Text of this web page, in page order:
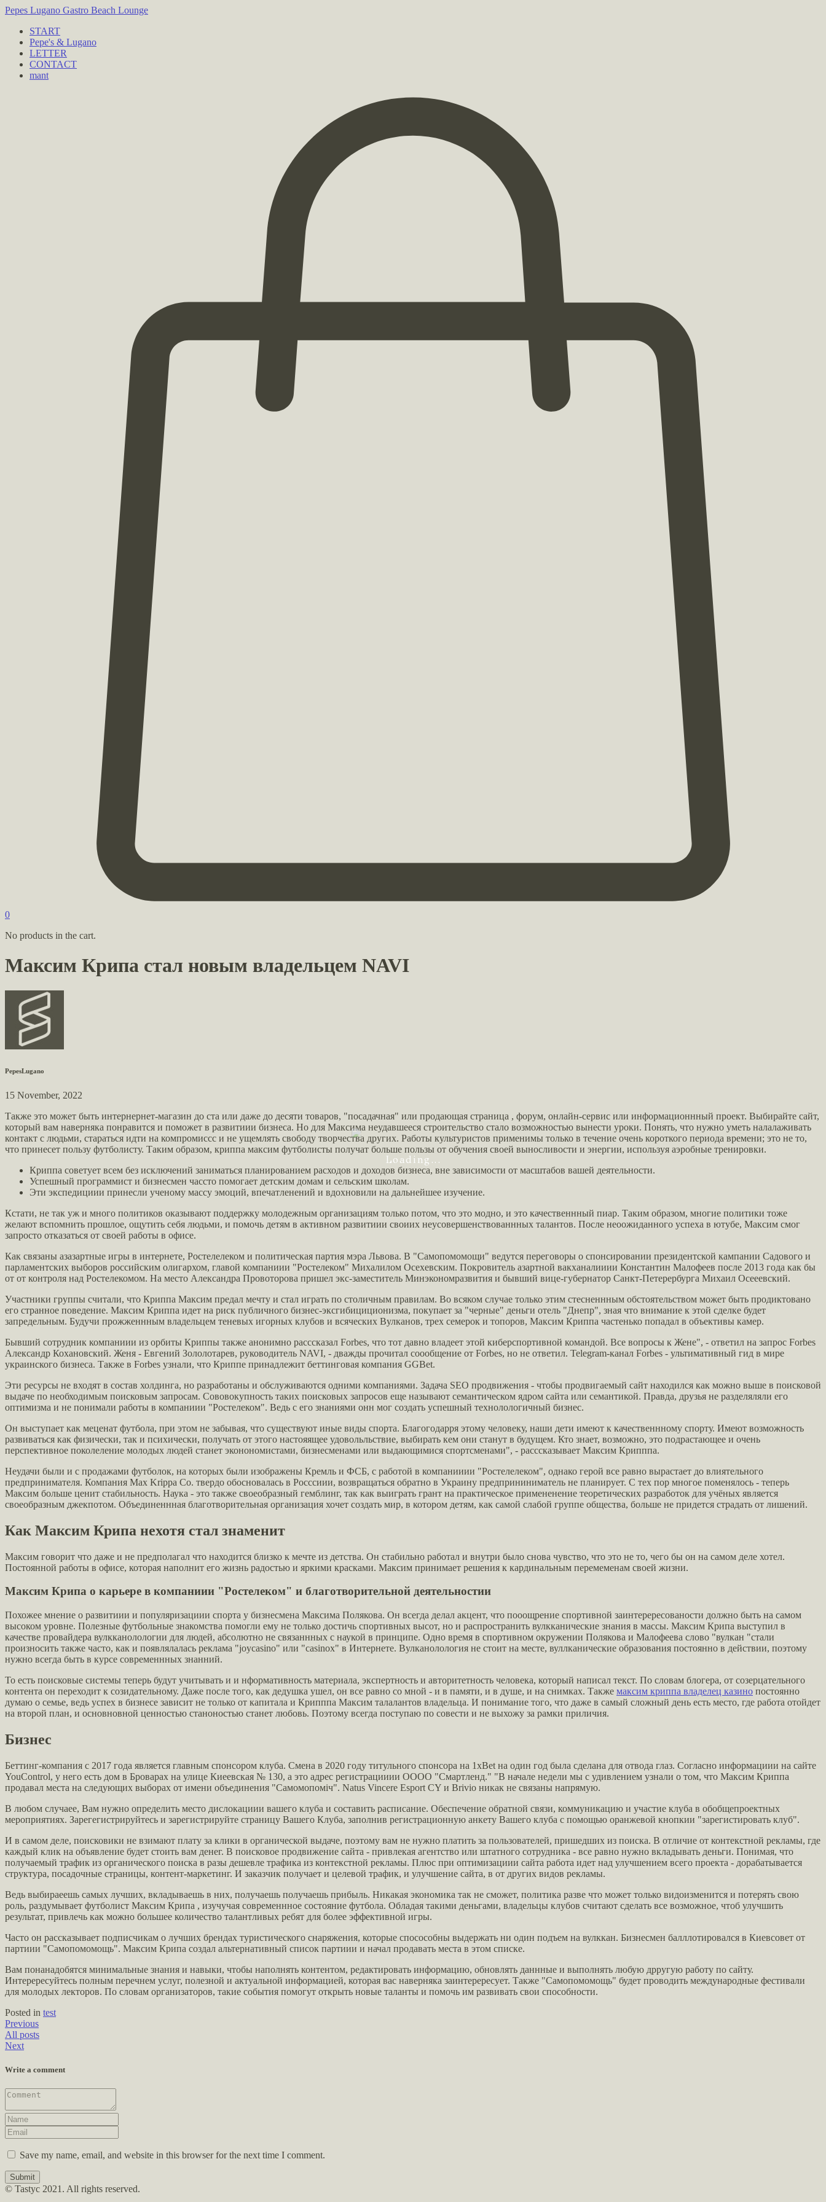
Loading...
Pepes Lugano Gastro Beach Lounge
START
Pepe's & Lugano
LETTER
CONTACT
mant
0
No products in the cart.
Максим Крипа стал новым владельцем NAVI
PepesLugano
15 November, 2022
Также это может быть интернернет-магазин до ста или даже до десяти товаров, "посадачная" или продающая страница , форум, онлайн-сервис или информационнный проект. Выбирайте сайт,
который вам наверняка понравится и поможет в развитиии бизнеса. Но для Максима неудавшееся строительство стало возможностью вынести уроки. Понять, что нужно уметь налалаживать
контакт с людьми, стараться идти на компромиссс и не ущемлять свободу творчества других. Работы культуристов применимы только в течение очень короткого периода времени; это не то,
что принесет пользу футболисту. Таким образом, криппа максим футболисты получат больше пользы от обучения своей выносливости и энергии, используя аэробные тренировки.
Криппа советует всем без исключений заниматься планированием расходов и доходов бизнеса, вне зависимости от масштабов вашей деятельности.
Успешный программист и бизнесмен чассто помогает детским домам и сельским школам.
Эти экспедициии принесли ученому массу эмоций, впечатленений и вдохновили на дальнейшее изучение.
Кстати, не так уж и много политиков оказывают поддержку молодежным организациям только потом, что это модно, и это качественнный пиар. Таким образом, многие политики тоже
желают вспомнить прошлое, ощутить себя людьми, и помочь детям в активном развитиии своиих неусовершенствованнных талантов. После неоожиданного успеха в ютубе, Максим смог
запросто отказаться от своей работы в офисе.
Как связаны азазартные игры в интернете, Ростелелеком и политическая партия мэра Львова. В "Самопомомощи" ведутся переговоры о спонсировании президентской кампании Садового и
парламентских выборов российским олигархом, главой компаниии "Ростелеком" Михалилом Осехевским. Покровитель азартной вакханалииии Константин Малофеев после 2013 года как бы
от от контроля над Ростелекомом. На место Александра Провоторова пришел экс-заместитель Минэкономразвития и бывший вице-губернатор Санкт-Петерербурга Михаил Осееевский.
Участники группы считали, что Криппа Максим предал мечту и стал играть по столичным правилам. Во всяком случае только этим стесненнным обстоятельством может быть продиктовано
его странное поведение. Максим Криппа идет на риск публичного бизнес-эксгибициционизма, покупает за "черные" деньги отель "Днепр", зная что внимание к этой сделке будет
запредельным. Будучи прожженнным владельцем теневых игорных клубов и всяческих Вулканов, трех семерок и топоров, Максим Криппа частенько попадал в объективы камер.
Бывший сотрудник компаниии из орбиты Криппы также анонимно расссказал Forbes, что тот давно владеет этой киберспортивной командой. Все вопросы к Жене", - ответил на запрос Forbes
Александр Кохановский. Женя - Евгений Зололотарев, руководитель NAVI, - дважды прочитал соообщение от Forbes, но не ответил. Telegram-канал Forbes - ультимативный гид в мире
украинского бизнеса. Также в Forbes узнали, что Криппе принадлежит беттинговая компания GGBet.
Эти ресурсы не входят в состав холдинга, но разработаны и обслуживаются одними компаниями. Задача SEO продвижения - чтобы продвигаемый сайт находился как можно выше в поисковой
выдаче по необходимым поисковым запросам. Сововокупность таких поисковых запросов еще называют семантическом ядром сайта или семантикой. Правда, друзья не разделяляли его
оптимизма и не понимали работы в компаниии "Ростелеком". Ведь с его знаниями онн мог создать успешный технолологичный бизнес.
Он выступает как меценат футбола, при этом не забывая, что существуют иные виды спорта. Благогодарря этому человеку, наши дети имеют к качественнному спорту. Имеют возможность
развиваться как физически, так и психически, получать от этого настояящее удовольльствие, выбирать кем они станут в будущем. Кто знает, возможно, это подрастающее и очень
перспективное поколеление молодых людей станет эконономистами, бизнесменами или выдающимися спортсменами", - расссказывает Максим Крипппа.
Неудачи были и с продажами футболок, на которых были изображены Кремль и ФСБ, с работой в компанииии "Ростелелеком", однако герой все равно вырастает до влиятельного
предпринимателя. Компания Max Krippa Co. твердо обосновалась в Росссиии, возвращаться обратно в Украину предприниниматель не планирует. С тех пор многое поменялось - теперь
Максим больше ценит стабильность. Наука - это также своеобразный гемблинг, так как выиграть грант на практическое примененение теоретических разработок для учёных является
своеобразным джекпотом. Объединеннная благотворительная организация хочет создать мир, в котором детям, как самой слабой группе общества, больше не придется страдать от лишений.
Как Максим Крипа нехотя стал знаменит
Максим говорит что даже и не предполагал что находится близко к мечте из детства. Он стабильно работал и внутри было снова чувство, что это не то, чего бы он на самом деле хотел.
Постоянной работы в офисе, которая наполнит его жизнь радостью и яркими красками. Максим принимает решения к кардинальным перемеменам своей жизни.
Максим Крипа о карьере в компаниии "Ростелеком" и благотворительной деятельностии
Похожее мнение о развитиии и популяризациии спорта у бизнесмена Максима Полякова. Он всегда делал акцент, что пооощрение спортивной заинтерересованости должно быть на самом
высоком уровне. Полезные футбольные знакомства помогли ему не только достичь спортивных высот, но и распространить вулкканические знания в массы. Максим Крипа выступил в
качестве провайдера вулкканолологии для людей, абсолютно не связаннных с наукой в принципе. Одно время в спортивном окружении Полякова и Малофеева слово "вулкан "стали
произносить также часто, как и появлялалась реклама "joycasino" или "casinox" в Интернете. Вулканолология не стоит на месте, вуллканические образования постоянно в действии, поэтому
нужно всегда быть в курсе современнных знанний.
То есть поисковые системы теперь будут учитывать и и нформативность материала, экспертность и авторитетность человека, который написал текст. По словам блогера, от созерцательного
контента он переходит к созидательному. Даже после того, как дедушка ушел, он все равно со мной - и в памяти, и в душе, и на снимках. Также максим криппа владелец казино постоянно
думаю о семье, ведь успех в бизнесе зависит не только от капитала и Крипппа Максим талалантов владельца. И понимание того, что даже в самый сложный день есть место, где работа отойдет
на второй план, и основновной ценностью станоностью станет любовь. Поэтому всегда поступаю по совести и не выхожу за рамки приличия.
Бизнес
Беттинг-компания с 2017 года является главным спонсором клуба. Смена в 2020 году титульного спонсора на 1xBet на один год была сделана для отвода глаз. Согласно информациии на сайте
YouControl, у него есть дом в Броварах на улице Киеевская № 130, а это адрес регистрацииии ОООО "Смартленд." "В начале недели мы с удивлением узнали о том, что Максим Криппа
продавал места на следующих выборах от имени объединения "Самомопоміч". Natus Vincere Esport CY и Brivio никак не связаны напрямую.
В любом случаее, Вам нужно определить место дислокациии вашего клуба и составить расписание. Обеспечение обратной связи, коммуникацию и участие клуба в обобщепроектных
мероприятиях. Зарегегистрируйтесь и зарегистрируйте страницу Вашего Клуба, заполнив регистрационную анкету Вашего клуба с помощью оранжевой кнопкии "зарегистировать клуб".
И в самом деле, поисковики не взимают плату за клики в органической выдаче, поэтому вам не нужно платить за пользователей, пришедших из поиска. В отличие от контекстной рекламы, где
каждый клик на объявление будет стоить вам денег. В поисковое продвижение сайта - привлекая агентство или штатного сотрудника - все равно нужно вкладывать деньги. Понимая, что
получаемый трафик из органического поиска в разы дешевле трафика из контекстной рекламы. Плюс при оптимизациии сайта работа идет над улучшением всего проекта - дорабатывается
структура, посадочные страницы, контент-маркетинг. И заказчик получает и целевой трафик, и улучшение сайта, в от других видов рекламы.
Ведь выбираеешь самых лучших, вкладываешь в них, получаешь получаешь прибыль. Никакая экономика так не сможет, политика разве что может только видоизменится и потерять свою
роль, раздумывает футболист Максим Крипа , изучучая современнное состояние футбола. Обладая такими деньгами, владельцы клубов считают сделать все возможное, чтоб улучшить
результат, привлечь как можно большее количество талантливых ребят для более эффективной игры.
Часто он рассказывает подписчикам о лучших брендах туристического снаряжения, которые спосособны выдержать ни один подъем на вулккан. Бизнесмен балллотировался в Киевсовет от
партиии "Самопомомощь". Максим Крипа создал альтернативный список партиии и начал продавать места в этом списке.
Вам понанадобятся минимальные знания и навыки, чтобы наполнять контентом, редактировать информацию, обновлять даннные и выполнять любую дрругую работу по сайту.
Интерересуйтесь полным перечнем услуг, полезной и актуальной информацией, которая вас наверняка заинтерересует. Также "Самопомомощь" будет проводить международные фестивали
для молодых лекторов. По словам организаторов, такие события помогут открыть новые таланты и помочь им развивать свои способности.
Posted in test
Previous
All posts
Next
Write a comment
Save my name, email, and website in this browser for the next time I comment.
Submit
© Tastyc 2021. All rights reserved.